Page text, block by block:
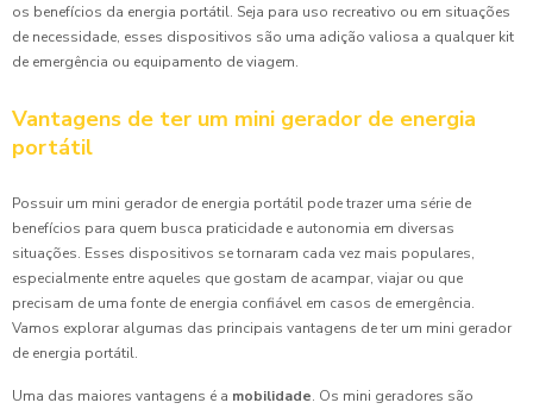
os benefícios da energia portátil. Seja para uso recreativo ou em situações
de necessidade, esses dispositivos são uma adição valiosa a qualquer kit
de emergência ou equipamento de viagem.
Vantagens de ter um mini gerador de energia
portátil
Possuir um mini gerador de energia portátil pode trazer uma série de
benefícios para quem busca praticidade e autonomia em diversas
situações. Esses dispositivos se tornaram cada vez mais populares,
especialmente entre aqueles que gostam de acampar, viajar ou que
precisam de uma fonte de energia confiável em casos de emergência.
Vamos explorar algumas das principais vantagens de ter um mini gerador
de energia portátil.
Uma das maiores vantagens é a mobilidade. Os mini geradores são